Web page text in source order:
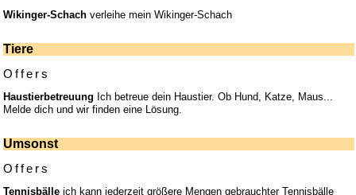
Wikinger-Schach verleihe mein Wikinger-Schach
Tiere
Offers
Haustierbetreuung Ich betreue dein Haustier. Ob Hund, Katze, Maus...
Melde dich und wir finden eine Lösung.
Umsonst
Offers
Tennisbälle ich kann jederzeit größere Mengen gebrauchter Tennisbälle